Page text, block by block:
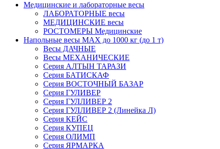
Медицинские и лабораторные весы
ЛАБОРАТОРНЫЕ весы
МЕДИЦИНСКИЕ весы
РОСТОМЕРЫ Медицинские
Напольные весы MAX до 1000 кг (до 1 т)
Весы ДАЧНЫЕ
Весы МЕХАНИЧЕСКИЕ
Серия АЛТЫН ТАРАЗИ
Серия БАТИСКАФ
Серия ВОСТОЧНЫЙ БАЗАР
Серия ГУЛИВЕР
Серия ГУЛЛИВЕР 2
Серия ГУЛЛИВЕР 2 (Линейка Л)
Серия КЕЙС
Серия КУПЕЦ
Серия ОЛИМП
Серия ЯРМАРКА